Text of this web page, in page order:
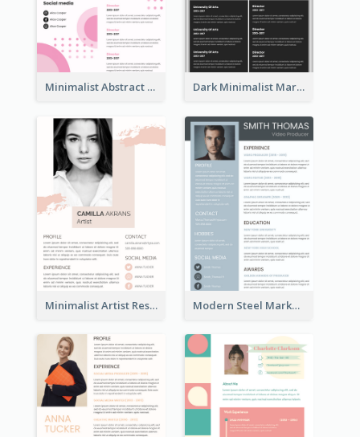
Minimalist Abstract Pink Resume Dark Minimalist Marketing Manager Resume
Minimalist Artist Resume Modern Steel Marketer Resume